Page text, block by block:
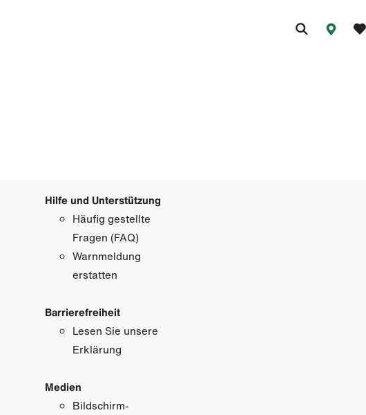
Hilfe und Unterstützung
Häufig gestellte
Fragen (FAQ)
Warnmeldung
erstatten
Barrierefreiheit
Lesen Sie unsere
Erklärung
Medien
Bildschirm­